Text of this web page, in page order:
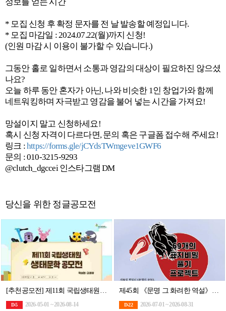
* 모집 신청 후 확정 문자를 전 날 발송할 예정입니다.
* 모집 마감일 : 2024.07.22(월)까지 신청!
(인원 마감 시 이용이 불가할 수 있습니다.)
그동안 홀로 일하면서 소통과 영감의 대상이 필요하진 않으셨
나요?
오늘 하루 동안 혼자가 아닌, 나와 비슷한 1인 창업가와 함께
네트워킹하며 자극받고 영감을 불어 넣는 시간을 가져요!
망설이지 말고 신청하세요!
혹시 신청 자격이 다르다면, 문의 혹은 구글폼 접수해 주세요!
링크 :https://forms.gle/jCYdsTWmgeve1GWF6
문의 : 010-3215-9293
@clutch_dgccei 인스타그램 DM
당신을 위한 정글공모전
[추천공모전] 제11회 국립생태원 생태문학 공모전 (~8.14)
D-5
2026-05-01 ~ 2026-08-14
제45회 《문명 그 화려한 역설》 69개의 표지비밀 풀기 프로젝트 공모 (1억고료 문학상
D-22
2026-07-01 ~ 2026-08-31